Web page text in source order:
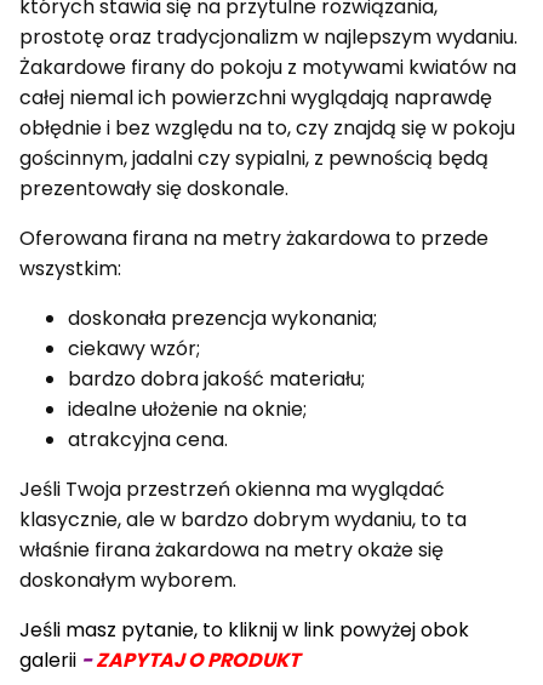
których stawia się na przytulne rozwiązania,
prostotę oraz tradycjonalizm w najlepszym wydaniu.
Żakardowe firany do pokoju z motywami kwiatów na
całej niemal ich powierzchni wyglądają naprawdę
obłędnie i bez względu na to, czy znajdą się w pokoju
gościnnym, jadalni czy sypialni, z pewnością będą
prezentowały się doskonale.
Oferowana firana na metry żakardowa to przede
wszystkim:
doskonała prezencja wykonania;
ciekawy wzór;
bardzo dobra jakość materiału;
idealne ułożenie na oknie;
atrakcyjna cena.
Jeśli Twoja przestrzeń okienna ma wyglądać
klasycznie, ale w bardzo dobrym wydaniu, to ta
właśnie firana żakardowa na metry okaże się
doskonałym wyborem.
Jeśli masz pytanie, to kliknij w link powyżej obok
galerii -ZAPYTAJ O PRODUKT